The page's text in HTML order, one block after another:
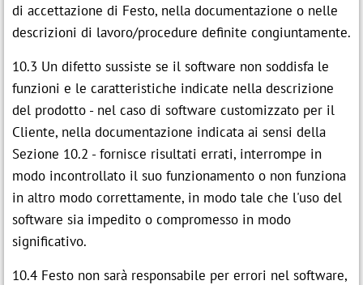
di accettazione di Festo, nella documentazione o nelle
descrizioni di lavoro/procedure definite congiuntamente.
10.3 Un difetto sussiste se il software non soddisfa le
funzioni e le caratteristiche indicate nella descrizione
del prodotto - nel caso di software customizzato per il
Cliente, nella documentazione indicata ai sensi della
Sezione 10.2 - fornisce risultati errati, interrompe in
modo incontrollato il suo funzionamento o non funziona
in altro modo correttamente, in modo tale che l'uso del
software sia impedito o compromesso in modo
significativo.
10.4 Festo non sarà responsabile per errori nel software,